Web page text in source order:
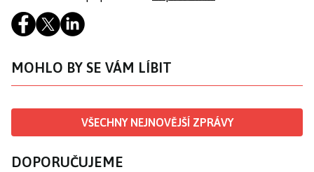
MOHLO BY SE VÁM LÍBIT
VŠECHNY NEJNOVĚJŠÍ ZPRÁVY
DOPORUČUJEME